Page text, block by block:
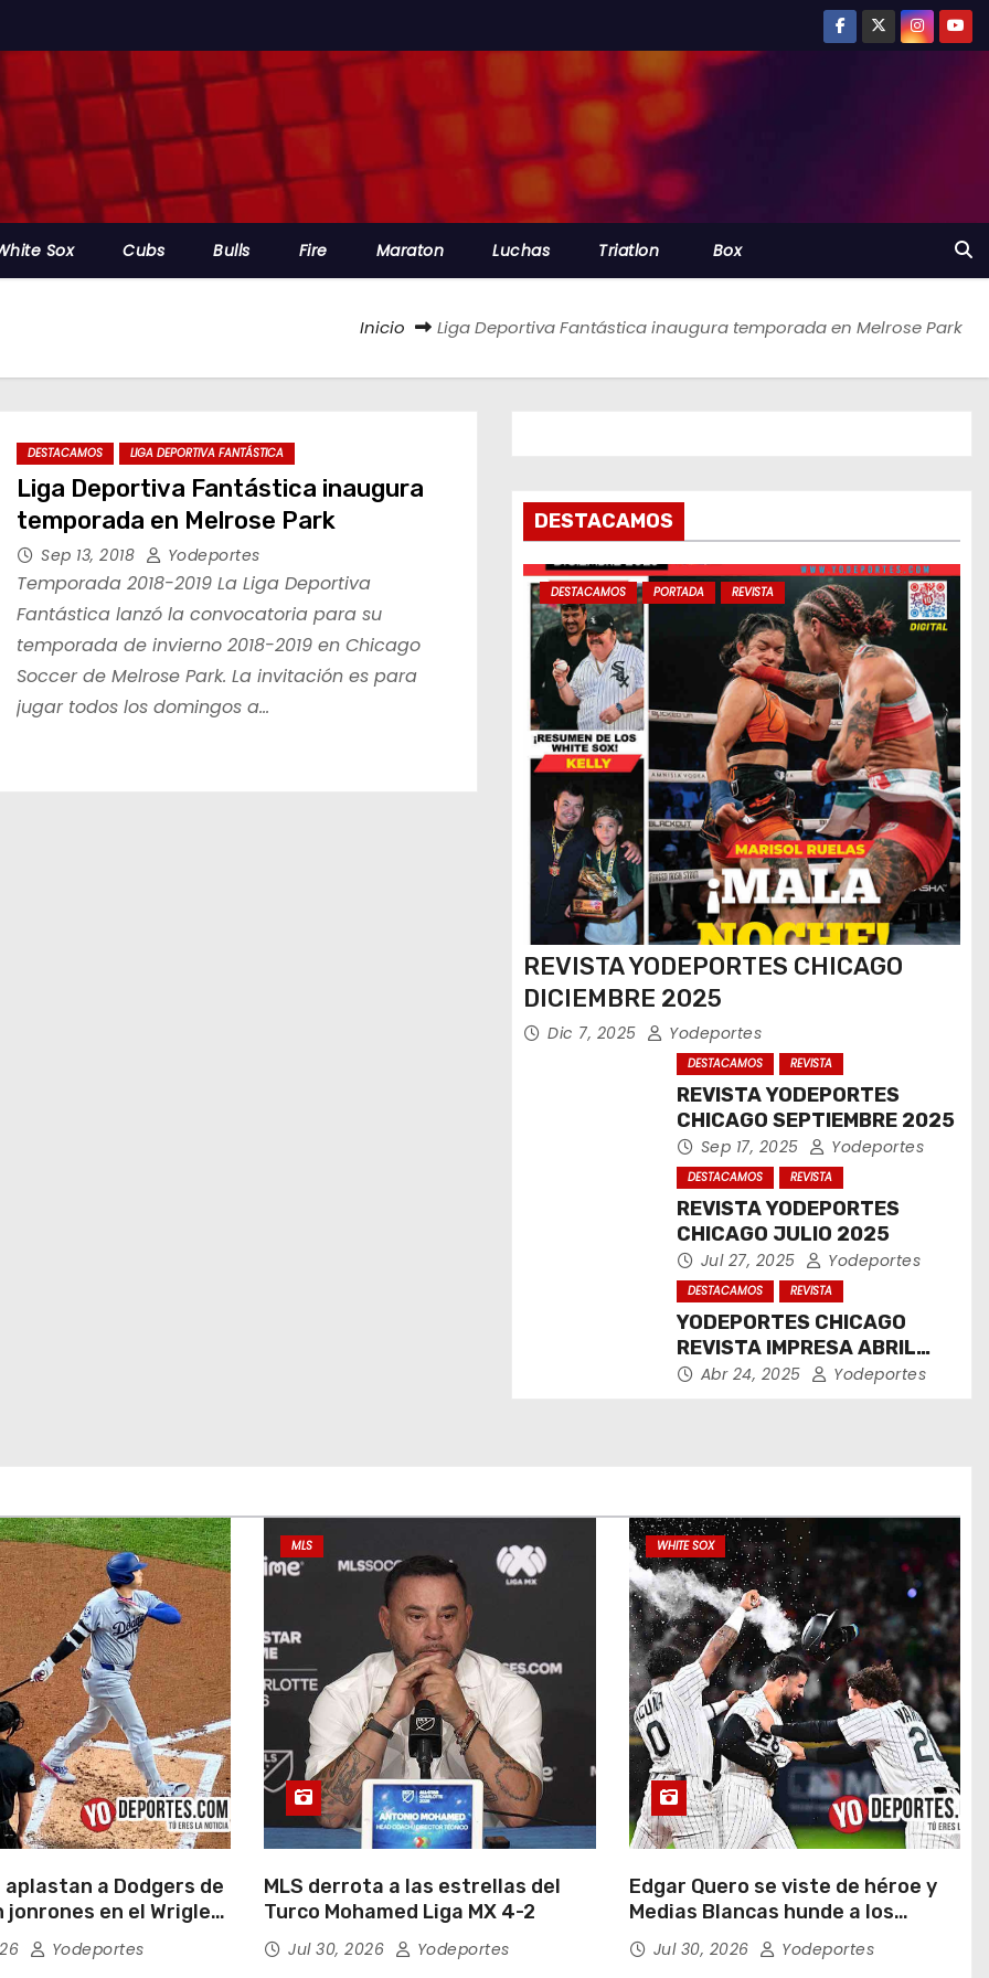
Sox Cubs Bulls Fire Maraton Luchas Triatlon Box
Inicio Liga Deportiva Fantástica inaugura temporada en Melrose Park
DESTACAMOS LIGA DEPORTIVA FANTÁSTICA
Liga Deportiva Fantástica inaugura
temporada en Melrose Park
Sep 13, 2018 Yodeportes
Temporada 2018-2019 La Liga Deportiva
Fantástica lanzó la convocatoria para su
temporada de invierno 2018-2019 en Chicago
Soccer de Melrose Park. La invitación es para
jugar todos los domingos a…
DESTACAMOS
DESTACAMOS PORTADA REVISTA
REVISTA YODEPORTES CHICAGO
DICIEMBRE 2025
Dic 7, 2025 Yodeportes
DESTACAMOS REVISTA
REVISTA YODEPORTES
CHICAGO SEPTIEMBRE 2025
Sep 17, 2025 Yodeportes
DESTACAMOS REVISTA
REVISTA YODEPORTES
CHICAGO JULIO 2025
Jul 27, 2025 Yodeportes
DESTACAMOS REVISTA
YODEPORTES CHICAGO
REVISTA IMPRESA ABRIL
2025Abr 24, 2025 Yodeportes
a Dodgers de
jonrones en el Wrigley
Yodeportes
MLS
MLS derrota a las estrellas del
Turco Mohamed Liga MX 4-2
Jul 30, 2026 Yodeportes
WHITE SOX
Edgar Quero se viste de héroe y
Medias Blancas hunde a los
Yankees de Nueva York en doce
entradas
Jul 30, 2026 Yodeportes